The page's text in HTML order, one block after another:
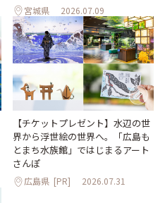
宮城県 2026.07.09
【チケットプレゼント】水辺の世
界から浮世絵の世界へ。「広島も
とまち水族館」ではじまるアート
さんぽ
広島県 [PR] 2026.07.31